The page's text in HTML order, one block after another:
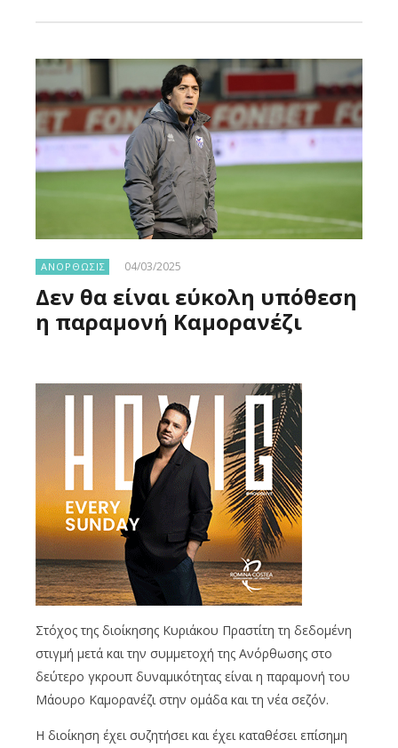
ΑΝΟΡΘΩΣΙΣ 04/03/2025
Δεν θα είναι εύκολη υπόθεση
η παραμονή Καμορανέζι
Στόχος της διοίκησης Κυριάκου Πραστίτη τη δεδομένη
στιγμή μετά και την συμμετοχή της Ανόρθωσης στο
δεύτερο γκρουπ δυναμικότητας είναι η παραμονή του
Μάουρο Καμορανέζι στην ομάδα και τη νέα σεζόν.
Η διοίκηση έχει συζητήσει και έχει καταθέσει επίσημη